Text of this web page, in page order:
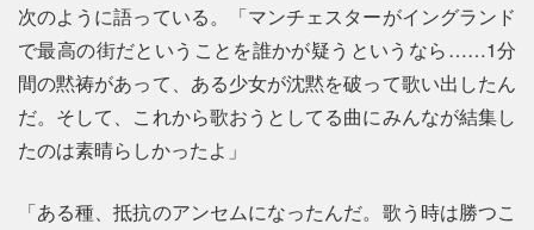
次のように語っている。「マンチェスターがイングランド
で最高の街だということを誰かが疑うというなら……1分
間の黙祷があって、ある少女が沈黙を破って歌い出したん
だ。そして、これから歌おうとしてる曲にみんなが結集し
たのは素晴らしかったよ」
「ある種、抵抗のアンセムになったんだ。歌う時は勝つこ